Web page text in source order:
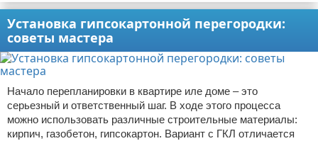
Установка гипсокартонной перегородки:
советы мастера
Начало перепланировки в квартире иле доме – это
серьезный и ответственный шаг. В ходе этого процесса
можно использовать различные строительные материалы:
кирпич, газобетон, гипсокартон. Вариант с ГКЛ отличается